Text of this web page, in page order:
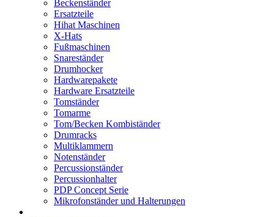
Beckenständer
Ersatzteile
Hihat Maschinen
X-Hats
Fußmaschinen
Snareständer
Drumhocker
Hardwarepakete
Hardware Ersatzteile
Tomständer
Tomarme
Tom/Becken Kombiständer
Drumracks
Multiklammern
Notenständer
Percussionständer
Percussionhalter
PDP Concept Serie
Mikrofonständer und Halterungen